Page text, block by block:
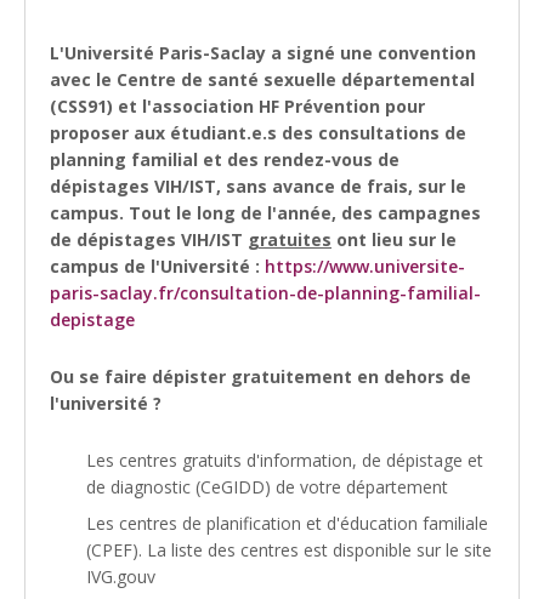
L'Université Paris-Saclay a signé une convention
avec le Centre de santé sexuelle départemental
(CSS91) et l'association HF Prévention pour
proposer aux étudiant.e.s des consultations de
planning familial et des rendez-vous de
dépistages VIH/IST, sans avance de frais, sur le
campus. Tout le long de l'année, des campagnes
de dépistages VIH/IST gratuites ont lieu sur le
campus de l'Université : https://www.universite-
paris-saclay.fr/consultation-de-planning-familial-
depistage
Ou se faire dépister gratuitement en dehors de
l'université ?
Les centres gratuits d'information, de dépistage et
de diagnostic (CeGIDD) de votre département
Les centres de planification et d'éducation familiale
(CPEF). La liste des centres est disponible sur le site
IVG.gouv